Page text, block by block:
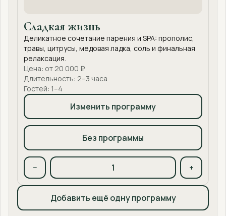
Сладкая жизнь
Деликатное сочетание парения и SPA: прополис,
травы, цитрусы, медовая ладка, соль и финальная
релаксация.
Цена: от 20 000 ₽
Длительность: 2–3 часа
Гостей: 1–4
Изменить программу
Без программы
− +
Добавить ещё одну программу